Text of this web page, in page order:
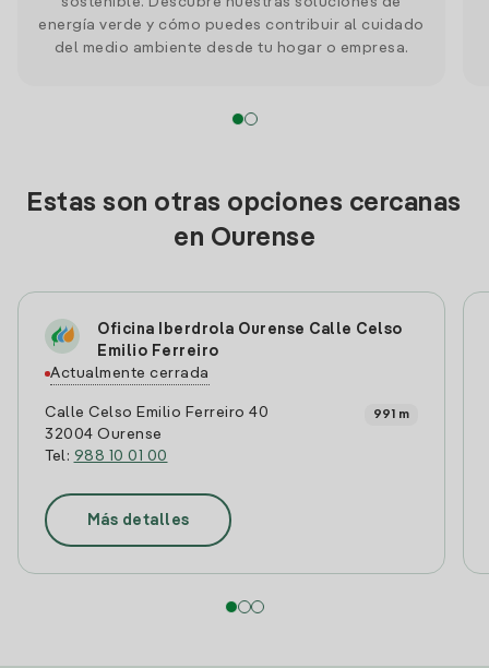
energía verde y cómo puedes contribuir al cuidado
del medio ambiente desde tu hogar o empresa.
Estas son otras opciones cercanas
en Ourense
Oficina Iberdrola Ourense Calle Celso
Emilio Ferreiro
Actualmente cerrada
Calle Celso Emilio Ferreiro 40
32004 Ourense
Tel: 988 10 01 00
991 m
Más detalles